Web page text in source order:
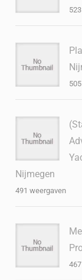
Nijmegen
491 weergaven